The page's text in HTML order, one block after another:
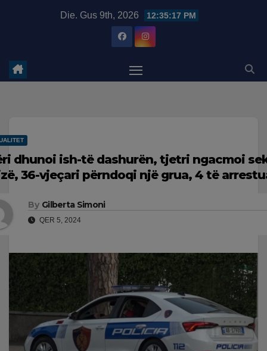
Die. Gus 9th, 2026 12:35:18 PM
dhunoi ish-të dashurën, tjetri ngacmoi
36-vjeçari përndoqi një grua, 4 të
By Gilberta Simoni
QER 5, 2024